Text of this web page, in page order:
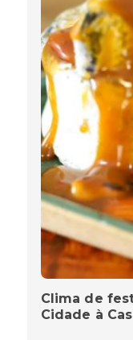
Clima de
Cidade à